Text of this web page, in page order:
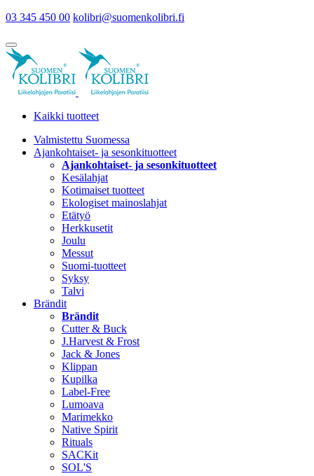
03 345 450 00 kolibri@suomenkolibri.fi
Kaikki tuotteet
Valmistettu Suomessa
Ajankohtaiset- ja sesonkituotteet
Ajankohtaiset- ja sesonkituotteet
Kesälahjat
Kotimaiset tuotteet
Ekologiset mainoslahjat
Etätyö
Herkkusetit
Joulu
Messut
Suomi-tuotteet
Syksy
Talvi
Brändit
Brändit
Cutter & Buck
J.Harvest & Frost
Jack & Jones
Klippan
Kupilka
Label-Free
Lumoava
Marimekko
Native Spirit
Rituals
SACKit
SOL'S